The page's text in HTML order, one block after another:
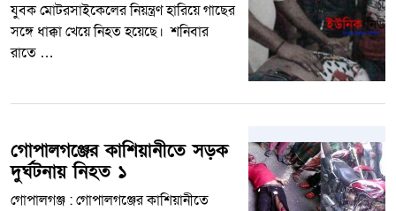
যুবক মোটরসাইকেলের নিয়ন্ত্রণ হারিয়ে গাছের
সঙ্গে ধাক্কা খেয়ে নিহত হয়েছে। শনিবার
রাতে …
গোপালগঞ্জের কাশিয়ানীতে সড়ক
দুর্ঘটনায় নিহত ১
গোপালগঞ্জ : গোপালগঞ্জের কাশিয়ানীতে